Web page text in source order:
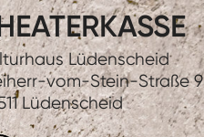
Lüdenscheid
vom-Stein-Straße 9
Lüdenscheid